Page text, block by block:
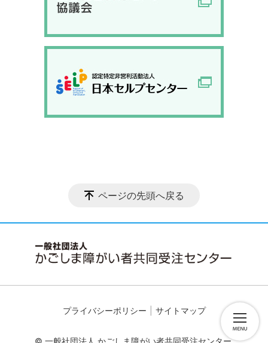
ページの先頭へ戻る
プライバシーポリシー サイトマップ
© 一般社団法人 かごしま障がい者共同受注センター.